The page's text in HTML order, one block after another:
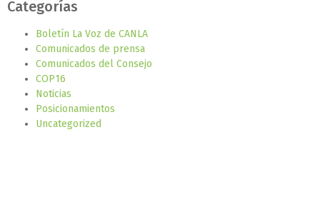
Categorías
Boletín La Voz de CANLA
Comunicados de prensa
Comunicados del Consejo
COP16
Noticias
Posicionamientos
Uncategorized